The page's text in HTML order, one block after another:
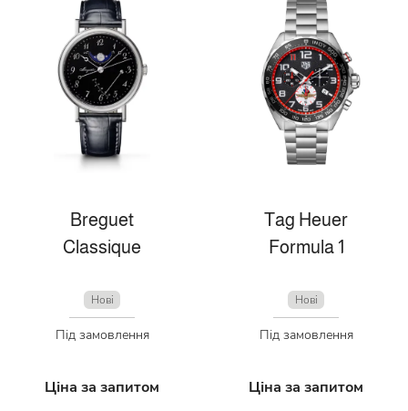
Breguet
Classique
Нові
Під замовлення
Ціна за запитом
Tag Heuer
Formula 1
Нові
Під замовлення
Ціна за запитом